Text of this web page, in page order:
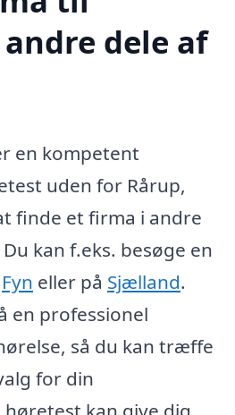
dele af
en kompetent
uden for Rårup,
finde et firma i andre
kan f.eks. besøge en
Fyn eller på Sjælland.
en professionel
så du kan træffe
for din